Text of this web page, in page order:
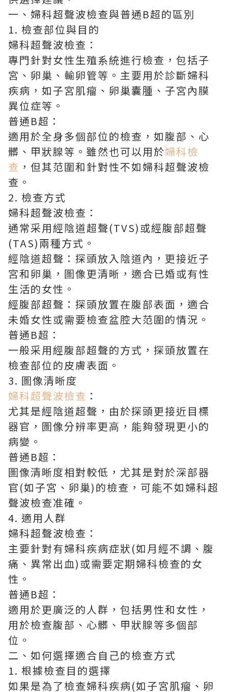
一、婦科超聲波檢查與普通B超的區別
1. 檢查部位與目的
婦科超聲波檢查：
專門針對女性生殖系統進行檢查，包括子
宮、卵巢、輸卵管等。主要用於診斷婦科
疾病，如子宮肌瘤、卵巢囊腫、子宮內膜
異位症等。
普通B超：
適用於全身多個部位的檢查，如腹部、心
髒、甲狀腺等。雖然也可以用於婦科檢
查 ，但其范圍和針對性不如婦科超聲波檢
查。
2. 檢查方式
婦科超聲波檢查：
通常采用經陰道超聲(TVS)或經腹部超聲
(TAS)兩種方式。
經陰道超聲：探頭放入陰道內，更接近子
宮和卵巢，圖像更清晰，適合已婚或有性
生活的女性。
經腹部超聲：探頭放置在腹部表面，適合
未婚女性或需要檢查盆腔大范圍的情況。
普通B超：
一般采用經腹部超聲的方式，探頭放置在
檢查部位的皮膚表面。
3. 圖像清晰度
婦科超聲波檢查 ：
尤其是經陰道超聲，由於探頭更接近目標
器官，圖像分辨率更高，能夠發現更小的
病變。
普通B超：
圖像清晰度相對較低，尤其是對於深部器
官(如子宮、卵巢)的檢查，可能不如婦科超
聲波檢查准確。
4. 適用人群
婦科超聲波檢查：
主要針對有婦科疾病症狀(如月經不調、腹
痛、異常出血)或需要定期婦科檢查的女
性。
普通B超：
適用於更廣泛的人群，包括男性和女性，
用於檢查腹部、心髒、甲狀腺等多個部
位。
二、如何選擇適合自己的檢查方式
1. 根據檢查目的選擇
如果是為了檢查婦科疾病(如子宮肌瘤、卵